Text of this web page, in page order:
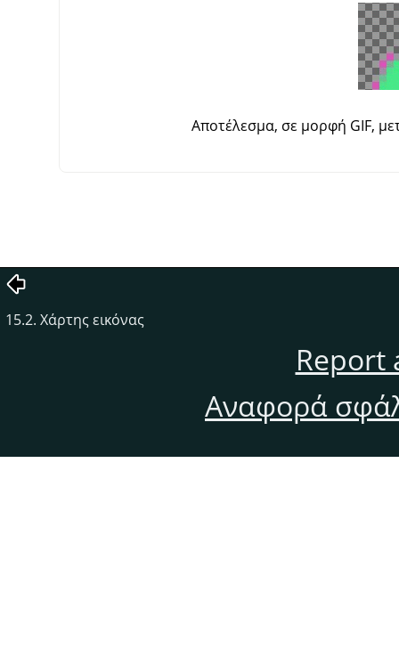
Αποτέλεσμα, σε μορφή GIF,
15.2. Χάρτης εικόνας
Report
Αναφορά